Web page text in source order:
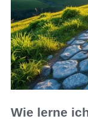
Wie lerne